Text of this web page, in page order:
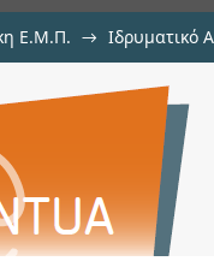
Ε.Μ.Π. → Ιδρυματικό